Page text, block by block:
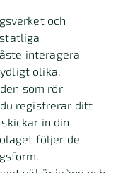
och
interagera
olika.
som rör
registrerar ditt
in din
följer de